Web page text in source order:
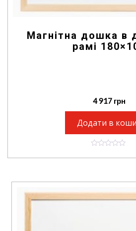
Магнітна дошка в
рамі
4 917 грн
Додати в
o
5